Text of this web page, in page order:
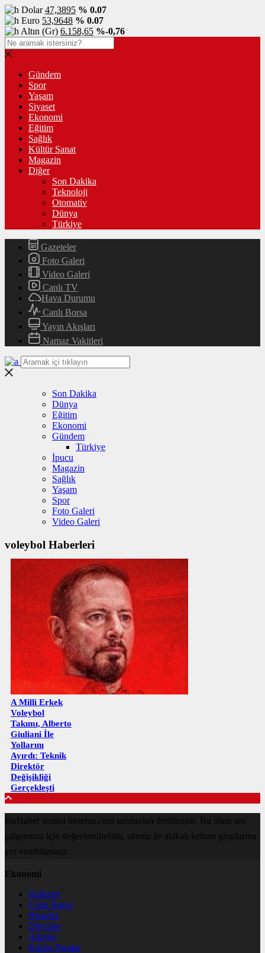
Dolar47,3895 % 0.07
Euro 53,9648 % 0.07
Altın (Gr) 6.158,65 %-0,76
Gündem
Spor
Yaşam
Siyaset
Ekonomi
Eğitim
Sağlık
Kültür Sanat
Magazin
Diğer
Son Dakika
Teknoloji
Otomativ
Dünya
Türkiye
Gazeteler
Foto Galeri
Video Galeri
Canlı TV
Hava Durumu
Canlı Borsa
Yayın Akışları
Namaz Vakitleri
Son Dakika
Dünya
Eğitim
Ekonomi
Gündem
Türkiye
İpucu
Magazin
Sağlık
Yaşam
Spor
Foto Galeri
Video Galeri
voleybol Haberleri
A Milli Erkek
Voleybol
Takımı, Alberto
Giuliani İle
Yollarını
Ayırdı: Teknik
Direktör
Değişikliği
Gerçekleşti
BirHaber teması birtema.com tarafından üretilmiştir. Bu alanı seo
çalışmanız için değerlendirebilir, siteniz ile alakalı kelime gruplarına
yer verebilirsiniz.
Ekonomi
Haberler
Canlı Borsa
Hisseler
Dövizler
Altınlar
Kripto Paralar